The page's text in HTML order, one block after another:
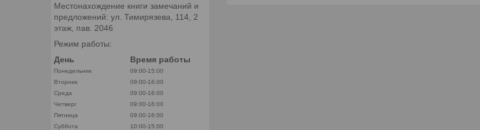
Местонахождение книги замечаний и
предложений: ул. Тимирязева, 114, 2
этаж, пав. 2046
Режим работы:
День
Время работы
Понедельник
09:00-15:00
Вторник
09:00-16:00
Среда
09:00-16:00
Четверг
09:00-16:00
Пятница
09:00-16:00
Суббота
10:00-15:00